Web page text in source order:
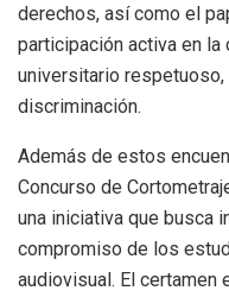
derechos, así como el
participación activa en la
universitario
discriminación.
Además de estos
Concurso de
una iniciativa que busca
compromiso de los
audiovisual. El certamen